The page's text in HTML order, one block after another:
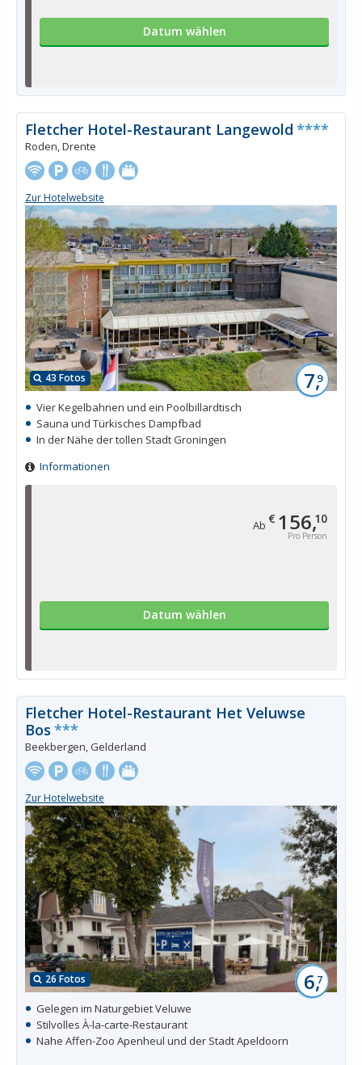
Datum wählen
Ab € 156,10
Pro Person
Datum wählen
43 Fotos 7,9
Fletcher Hotel-Restaurant Langewold ****
Roden, Drente
Zur Hotelwebsite
Vier Kegelbahnen und ein Poolbillardtisch
Sauna und Türkisches Dampfbad
In der Nähe der tollen Stadt Groningen
Informationen
26 Fotos 6,7
Fletcher Hotel-Restaurant Het Veluwse
Bos ***
Beekbergen, Gelderland
Zur Hotelwebsite
Gelegen im Naturgebiet Veluwe
Stilvolles À-la-carte-Restaurant
Nahe Affen-Zoo Apenheul und der Stadt Apeldoorn